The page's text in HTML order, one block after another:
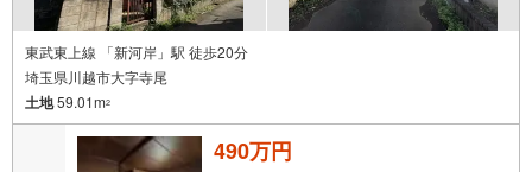
東武東上線 「新河岸」駅 徒歩20分
埼玉県川越市大字寺尾
土地59.01m2
490万円